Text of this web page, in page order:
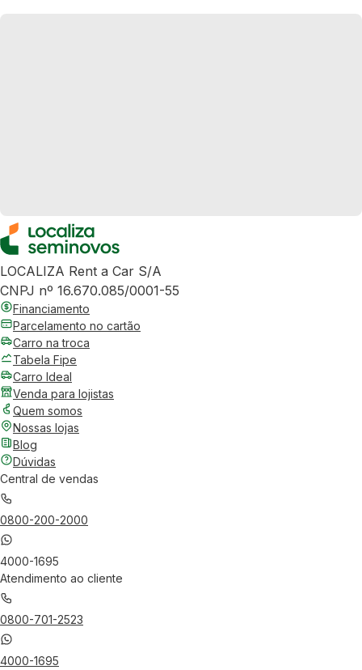
LOCALIZA Rent a Car S/A
CNPJ nº 16.670.085/0001-55
Financiamento
Parcelamento no cartão
Carro na troca
Tabela Fipe
Carro Ideal
Venda para lojistas
Quem somos
Nossas lojas
Blog
Dúvidas
Central de vendas
0800-200-2000
4000-1695
Atendimento ao cliente
0800-701-2523
4000-1695